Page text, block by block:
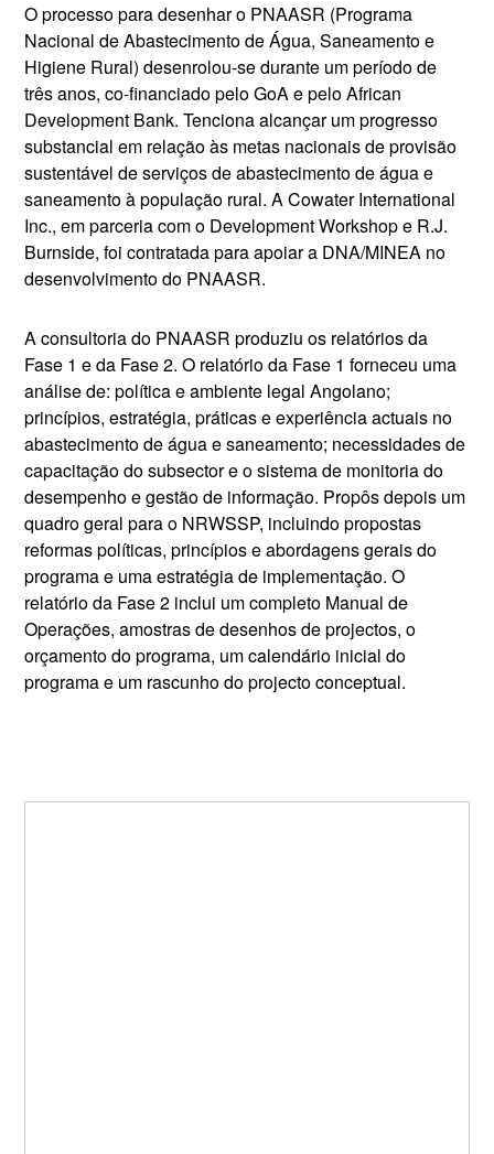
O processo para desenhar o PNAASR (Programa
Nacional de Abastecimento de Água, Saneamento e
Higiene Rural) desenrolou-se durante um período de
três anos, co-financiado pelo GoA e pelo African
Development Bank. Tenciona alcançar um progresso
substancial em relação às metas nacionais de provisão
sustentável de serviços de abastecimento de água e
saneamento à população rural. A Cowater International
Inc., em parceria com o Development Workshop e R.J.
Burnside, foi contratada para apoiar a DNA/MINEA no
desenvolvimento do PNAASR.
A consultoria do PNAASR produziu os relatórios da
Fase 1 e da Fase 2. O relatório da Fase 1 forneceu uma
análise de: política e ambiente legal Angolano;
princípios, estratégia, práticas e experiência actuais no
abastecimento de água e saneamento; necessidades de
capacitação do subsector e o sistema de monitoria do
desempenho e gestão de informação. Propôs depois um
quadro geral para o NRWSSP, incluindo propostas
reformas políticas, princípios e abordagens gerais do
programa e uma estratégia de implementação. O
relatório da Fase 2 inclui um completo Manual de
Operações, amostras de desenhos de projectos, o
orçamento do programa, um calendário inicial do
programa e um rascunho do projecto conceptual.